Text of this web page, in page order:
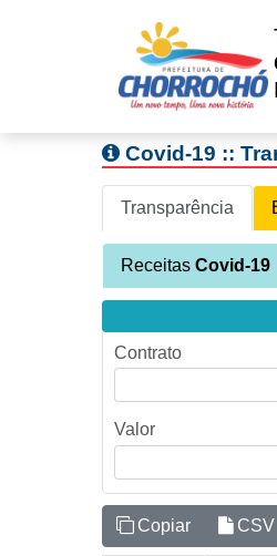
Covid-19 ::
Transparência
Receitas Covid-19
Contrato
Valor
Copiar CSV